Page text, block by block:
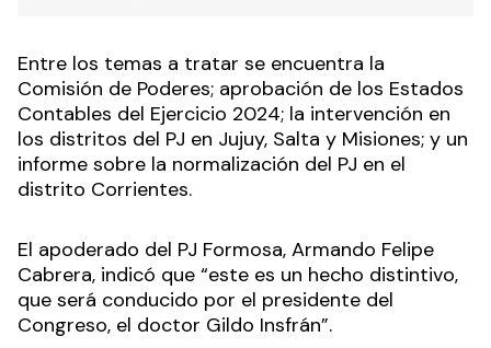
Entre los temas a tratar se encuentra la
Comisión de Poderes; aprobación de los Estados
Contables del Ejercicio 2024; la intervención en
los distritos del PJ en Jujuy, Salta y Misiones; y un
informe sobre la normalización del PJ en el
distrito Corrientes.
El apoderado del PJ Formosa, Armando Felipe
Cabrera, indicó que “este es un hecho distintivo,
que será conducido por el presidente del
Congreso, el doctor Gildo Insfrán”.